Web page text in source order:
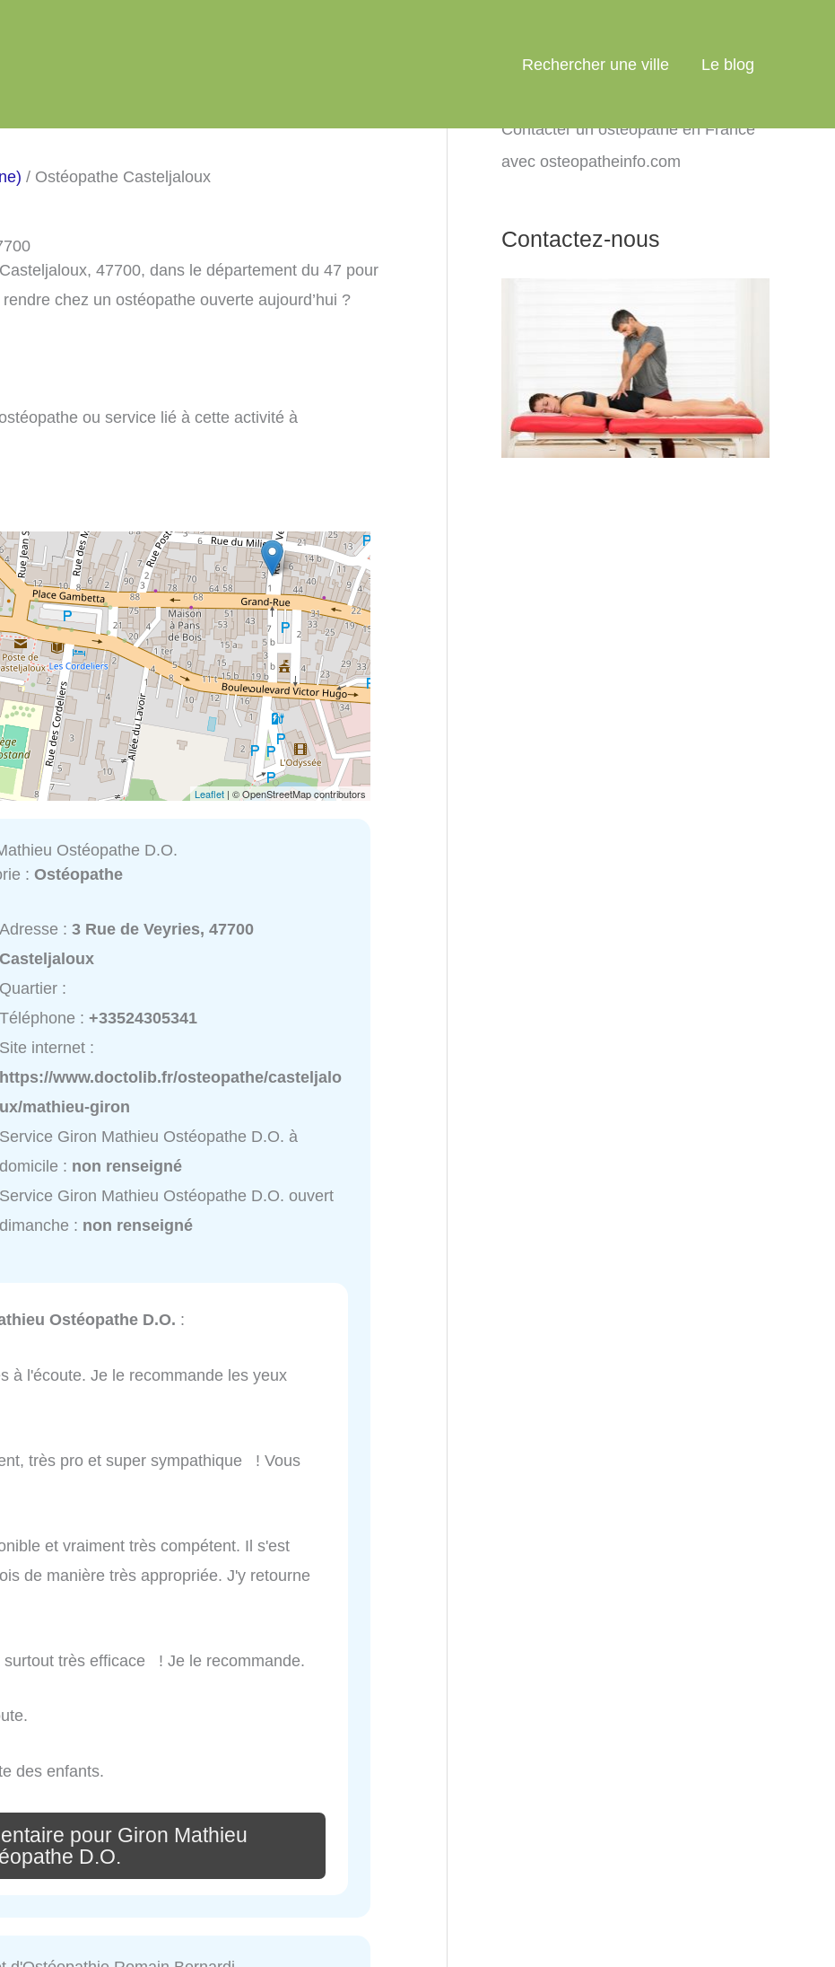
Rechercher une ville Le blog
/ Ostéopathe Casteljaloux
47700, dans le département du 47 pour
chez un ostéopathe ouverte aujourd’hui ?
ou service lié à cette activité à
Leaflet | © OpenStreetMap contributors
Ostéopathe D.O.
:Ostéopathe
Adresse :3 Rue de Veyries, 47700
Casteljaloux
Quartier :
Téléphone :+33524305341
Site internet :
https://www.doctolib.fr/osteopathe/casteljalo
ux/mathieu-giron
Service Giron Mathieu Ostéopathe D.O. à
domicile : non renseigné
Service Giron Mathieu Ostéopathe D.O. ouvert
dimanche : non renseigné
Ostéopathe D.O. :
à l'écoute. Je le recommande les yeux
très pro et super sympathique ! Vous
et vraiment très compétent. Il s'est
de manière très appropriée. J'y retourne
très efficace ! Je le recommande.
des enfants.
pour Giron Mathieu
D.O.
Contacter un ostéopathe en France
avec osteopatheinfo.com
Contactez-nous